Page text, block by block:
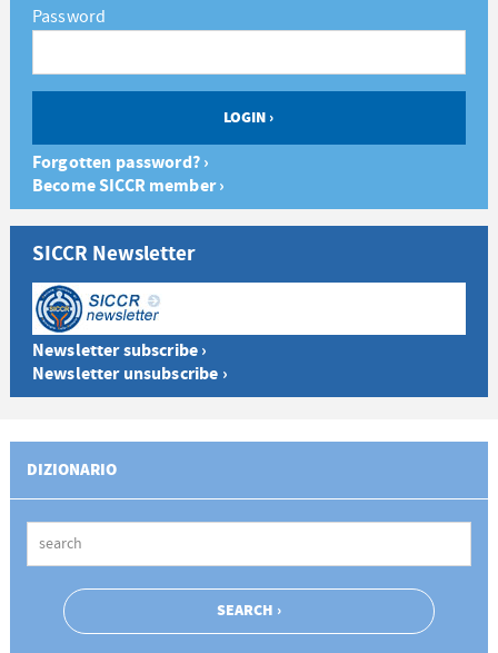
Password
Forgotten password? ›
Become SICCR member ›
SICCR Newsletter
Newsletter subscribe ›
Newsletter unsubscribe ›
DIZIONARIO